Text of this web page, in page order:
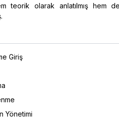
teorik olarak anlatılmış hem
Giriş
Yönetimi